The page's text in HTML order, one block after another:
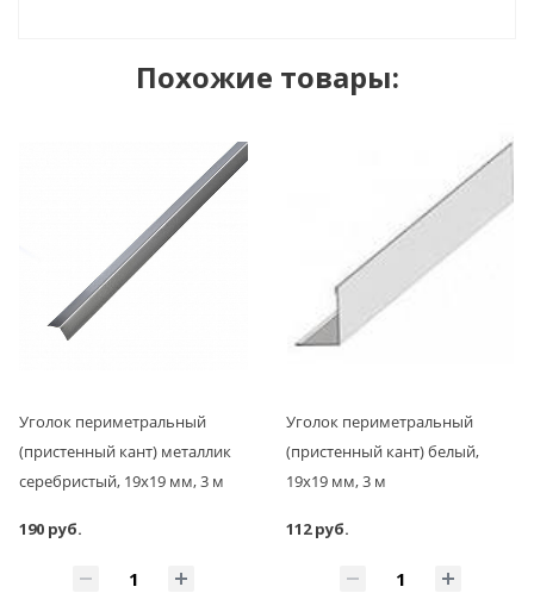
Похожие товары:
Уголок периметральный
(пристенный кант) металлик
серебристый, 19х19 мм, 3 м
190 руб.
Уголок периметральный
(пристенный кант) белый,
19x19 мм, 3 м
112 руб.